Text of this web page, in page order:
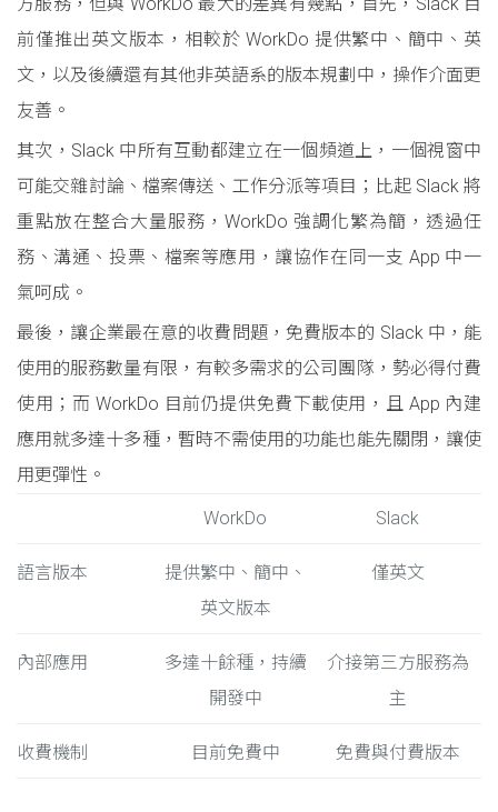
前僅推出英文版本，相較於 WorkDo 提供繁中、簡中、英
文，以及後續還有其他非英語系的版本規劃中，操作介面更
友善。
其次，Slack 中所有互動都建立在一個頻道上，一個視窗中
可能交雜討論、檔案傳送、工作分派等項目；比起 Slack 將
重點放在整合大量服務，WorkDo 強調化繁為簡，透過任
務、溝通、投票、檔案等應用，讓協作在同一支 App 中一
氣呵成。
最後，讓企業最在意的收費問題，免費版本的 Slack 中，能
使用的服務數量有限，有較多需求的公司團隊，勢必得付費
使用；而 WorkDo 目前仍提供免費下載使用，且 App 內建
應用就多達十多種，暫時不需使用的功能也能先關閉，讓使
用更彈性。
WorkDo Slack
語言版本
提供繁中、簡中、
英文版本
僅英文
內部應用
多達十餘種，持續
開發中
介接第三方服務為
主
收費機制 目前免費中 免費與付費版本